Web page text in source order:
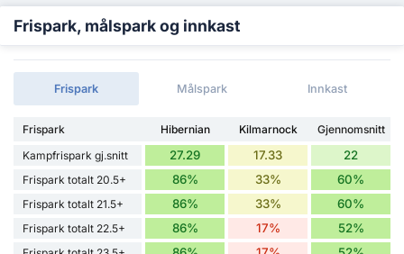
Frispark, målspark og innkast
Frispark Målspark Innkast
Frispark Hibernian Kilmarnock
Gjennomsnitt
Kampfrispark gj.snitt
27.29 17.33 22
Frispark totalt 20.5+ 86% 33% 60%
Frispark totalt 21.5+ 86% 33% 60%
Frispark totalt 22.5+ 86% 17% 52%